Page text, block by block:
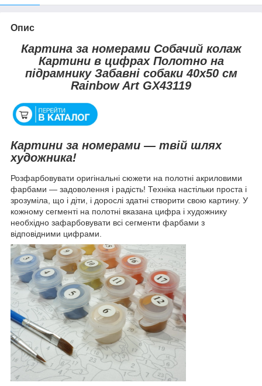
Опис
Картина за номерами Собачий колаж
Картини в цифрах Полотно на
підрамнику Забавні собаки 40х50 см
Rainbow Art GX43119
Картини за номерами — твій шлях
художника!
Розфарбовувати оригінальні сюжети на полотні акриловими
фарбами — задоволення і радість! Техніка настільки проста і
зрозуміла, що і діти, і дорослі здатні створити свою картину. У
кожному сегменті на полотні вказана цифра і художнику
необхідно зафарбовувати всі сегменти фарбами з
відповідними цифрами.